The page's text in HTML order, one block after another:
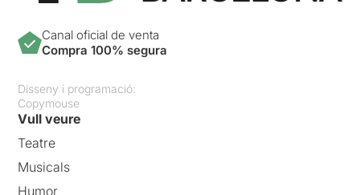
Canal oficial de venta
Compra 100% segura
Disseny i programació:
Copymouse
Vull veure
Teatre
Musicals
Humor